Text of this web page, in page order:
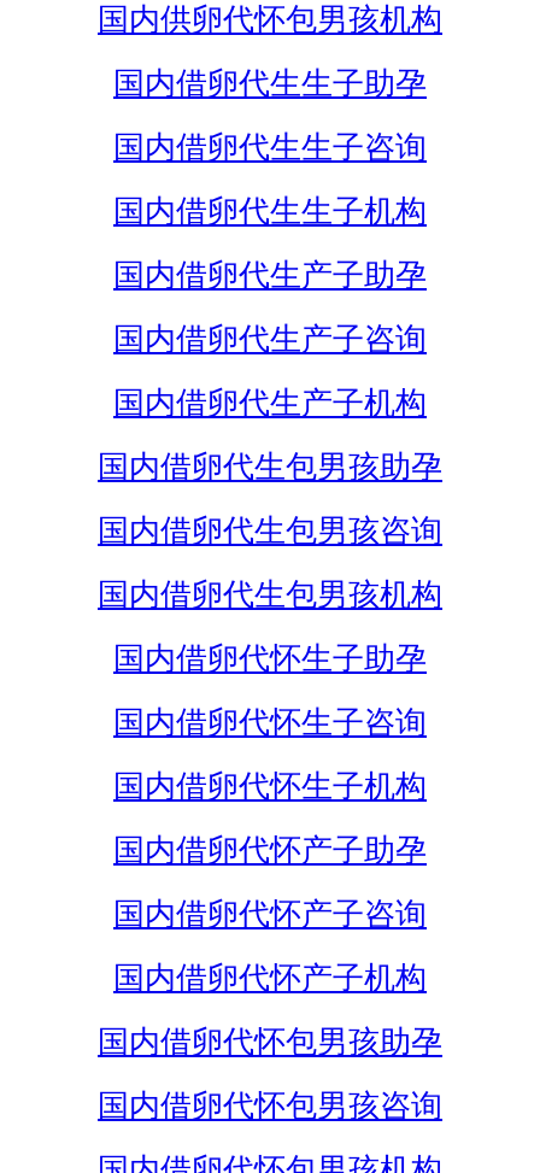
国内供卵代怀包男孩机构
国内借卵代生生子助孕
国内借卵代生生子咨询
国内借卵代生生子机构
国内借卵代生产子助孕
国内借卵代生产子咨询
国内借卵代生产子机构
国内借卵代生包男孩助孕
国内借卵代生包男孩咨询
国内借卵代生包男孩机构
国内借卵代怀生子助孕
国内借卵代怀生子咨询
国内借卵代怀生子机构
国内借卵代怀产子助孕
国内借卵代怀产子咨询
国内借卵代怀产子机构
国内借卵代怀包男孩助孕
国内借卵代怀包男孩咨询